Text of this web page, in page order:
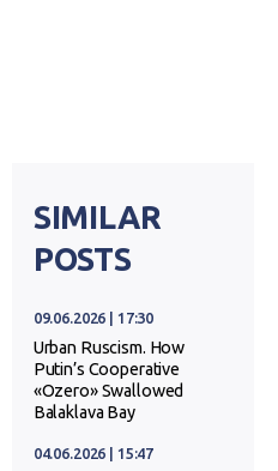
SIMILAR
POSTS
09.06.2026 | 17:30
Urban Ruscism. How
Putin’s Cooperative
«Ozero» Swallowed
Balaklava Bay
04.06.2026 | 15:47